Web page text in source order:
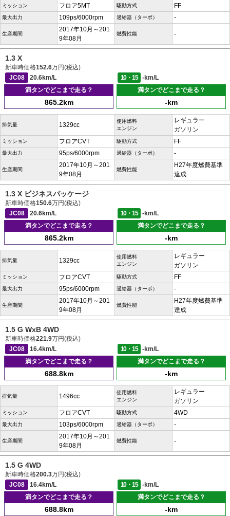
ミッション フロア5MT 駆動方式 FF
最大出力 109ps/6000rpm 過給器（ターボ） -
生産期間
2017年10月～201
9年08月
燃費性能 -
1.3 X
新車時価格152.6万円(税込)
JC08
20.6km/L 10・15
-km/L
満タンでどこまで走る？
865.2km
満タンでどこまで走る？
-km
排気量 1329cc
使用燃料
エンジン
レギュラー
ガソリン
ミッション フロアCVT 駆動方式 FF
最大出力 95ps/6000rpm 過給器（ターボ） -
生産期間
2017年10月～201
9年08月
燃費性能
H27年度燃費基準
達成
1.3 X ビジネスパッケージ
新車時価格150.6万円(税込)
JC08
20.6km/L 10・15
-km/L
満タンでどこまで走る？
865.2km
満タンでどこまで走る？
-km
排気量 1329cc
使用燃料
エンジン
レギュラー
ガソリン
ミッション フロアCVT 駆動方式 FF
最大出力 95ps/6000rpm 過給器（ターボ） -
生産期間
2017年10月～201
9年08月
燃費性能
H27年度燃費基準
達成
1.5 G WxB 4WD
新車時価格221.9万円(税込)
JC08
16.4km/L 10・15
-km/L
満タンでどこまで走る？
688.8km
満タンでどこまで走る？
-km
排気量 1496cc
使用燃料
エンジン
レギュラー
ガソリン
ミッション フロアCVT 駆動方式 4WD
最大出力 103ps/6000rpm 過給器（ターボ） -
生産期間
2017年10月～201
9年08月
燃費性能 -
1.5 G 4WD
新車時価格200.3万円(税込)
JC08
16.4km/L 10・15
-km/L
満タンでどこまで走る？
688.8km
満タンでどこまで走る？
-km